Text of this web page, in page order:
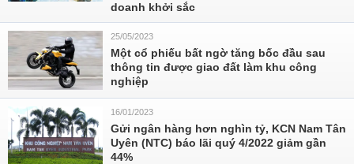
doanh khởi sắc
25/05/2023
Một cổ phiếu bất ngờ tăng bốc đầu sau
thông tin được giao đất làm khu công
nghiệp
16/01/2023
Gửi ngân hàng hơn nghìn tỷ, KCN Nam Tân
Uyên (NTC) báo lãi quý 4/2022 giảm gần
44%